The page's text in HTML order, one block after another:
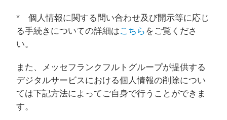
* 個人情報に関する問い合わせ及び開示等に応じ
る手続きについての詳細はこちら をご覧くださ
い。
また、メッセフランクフルトグループが提供する
デジタルサービスにおける個人情報の削除につい
ては下記方法によってご自身で行うことができま
す。